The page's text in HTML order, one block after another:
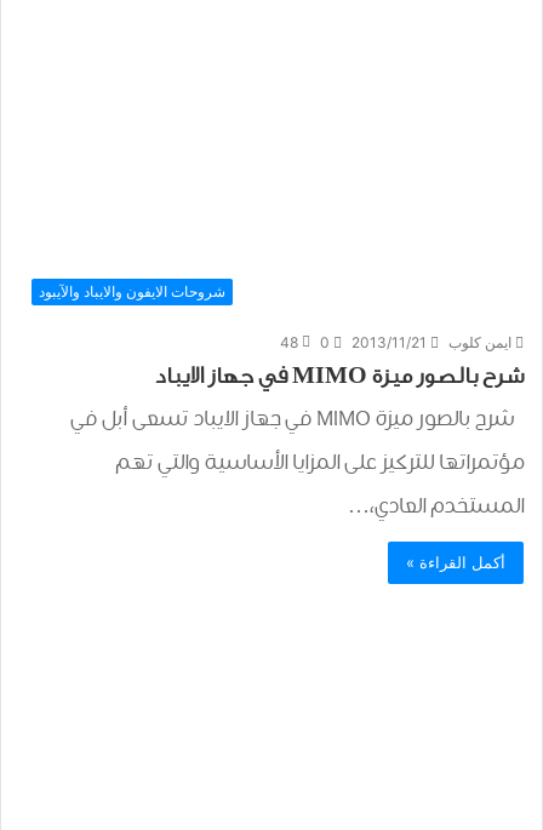
شروحات الايفون والايباد والآيبود
ايمن كلوب 2013/11/21
0
48
شرح بالصور ميزة MIMO في جهاز الايباد
شرح بالصور ميزة MIMO في جهاز الايباد تسعى أبل في
مؤتمراتها للتركيز على المزايا الأساسية والتي تهم
المستخدم العادي،…
أكمل القراءة »